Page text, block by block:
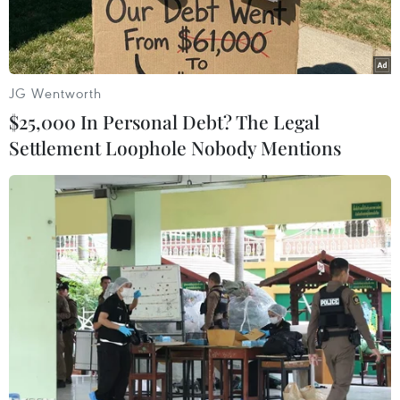
Tuyên dương 30 thanh niên dân tộc, tín đồ tôn giáo tiêu biểu
cụm miền núi Đông Bắc Bộ. (Ảnh: Thu Hằng/TTXVN)
Tối 12/12, tại thành phố Thái Nguyên, tỉnh Thái
Nguyên, Trung ương Đoàn Thanh niên Cộng
sản Hồ Chí Minh tổ chức lễ tuyên dương thanh
niên dân tộc thiểu số, thanh niên tín đồ tôn giáo
tiêu biểu cụm miền núi Đông Bắc Bộ.
JG Wentworth
$25,000 In Personal Debt? The Legal
Settlement Loophole Nobody Mentions